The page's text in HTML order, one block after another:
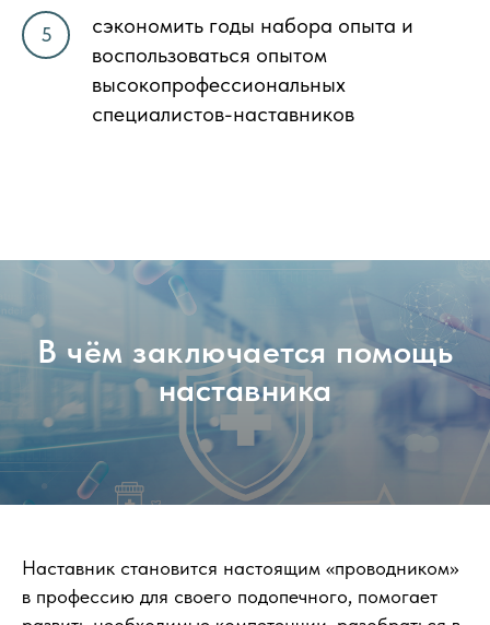
сэкономить годы набора опыта и
воспользоваться опытом
высокопрофессиональных
специалистов-наставников
В чём заключается помощь
наставника
Наставник становится настоящим «проводником»
в профессию для своего подопечного, помогает